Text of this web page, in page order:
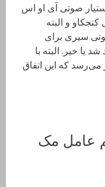
صوتی آی او اس
و البته
سیری برای
خیر. البته با
می‌رسد که این اتفاق
عامل مک